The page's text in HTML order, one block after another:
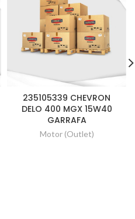
235105339 CHEVRON
DELO 400 MGX 15W40
GARRAFA
Motor (Outlet)